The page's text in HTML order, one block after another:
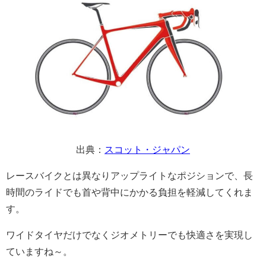
出典： スコット・ジャパン
レースバイクとは異なりアップライトなポジションで、長
時間のライドでも首や背中にかかる負担を軽減してくれま
す。
ワイドタイヤだけでなくジオメトリーでも快適さを実現し
ていますね～。